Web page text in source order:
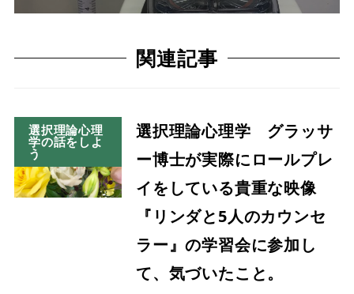
関連記事
選択理論心理
学の話をしよ
う
選択理論心理学 グラッサ
ー博士が実際にロールプレ
イをしている貴重な映像
『リンダと5人のカウンセ
ラー』の学習会に参加し
て、気づいたこと。